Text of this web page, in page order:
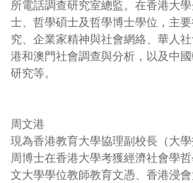
所電話調查研究室總監。在香港大
士、哲學碩士及哲學博士學位，主
究、企業家精神與社會網絡、華人
港和澳門社會調查與分析，以及中國
研究等。
周文港
現為香港教育大學協理副校長（大學
周博士在香港大學考獲經濟社會學
文大學學位教師教育文憑、香港浸